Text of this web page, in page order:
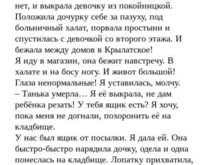
нет, и выкрала девочку из покойницкой.
Положила дочурку себе за пазуху, под
больничный халат, порвала простыни и
спустилась с девочкой со второго этажа. И
бежала между домов в Крылатское!
Я иду в магазин, она бежит навстречу. В
халате и на босу ногу. И живот большой!
Глаза ненормальные! Я уставилась, молчу.
– Танька умерла… Я её выкрала, не дам
ребёнка резать! У тебя ящик есть? Я хочу,
пока меня не догнали, похоронить её на
кладбище.
У нас был ящик от посылки. Я дала ей. Она
быстро-быстро нарядила дочку, одела и одна
понеслась на кладбище. Лопатку прихватила,